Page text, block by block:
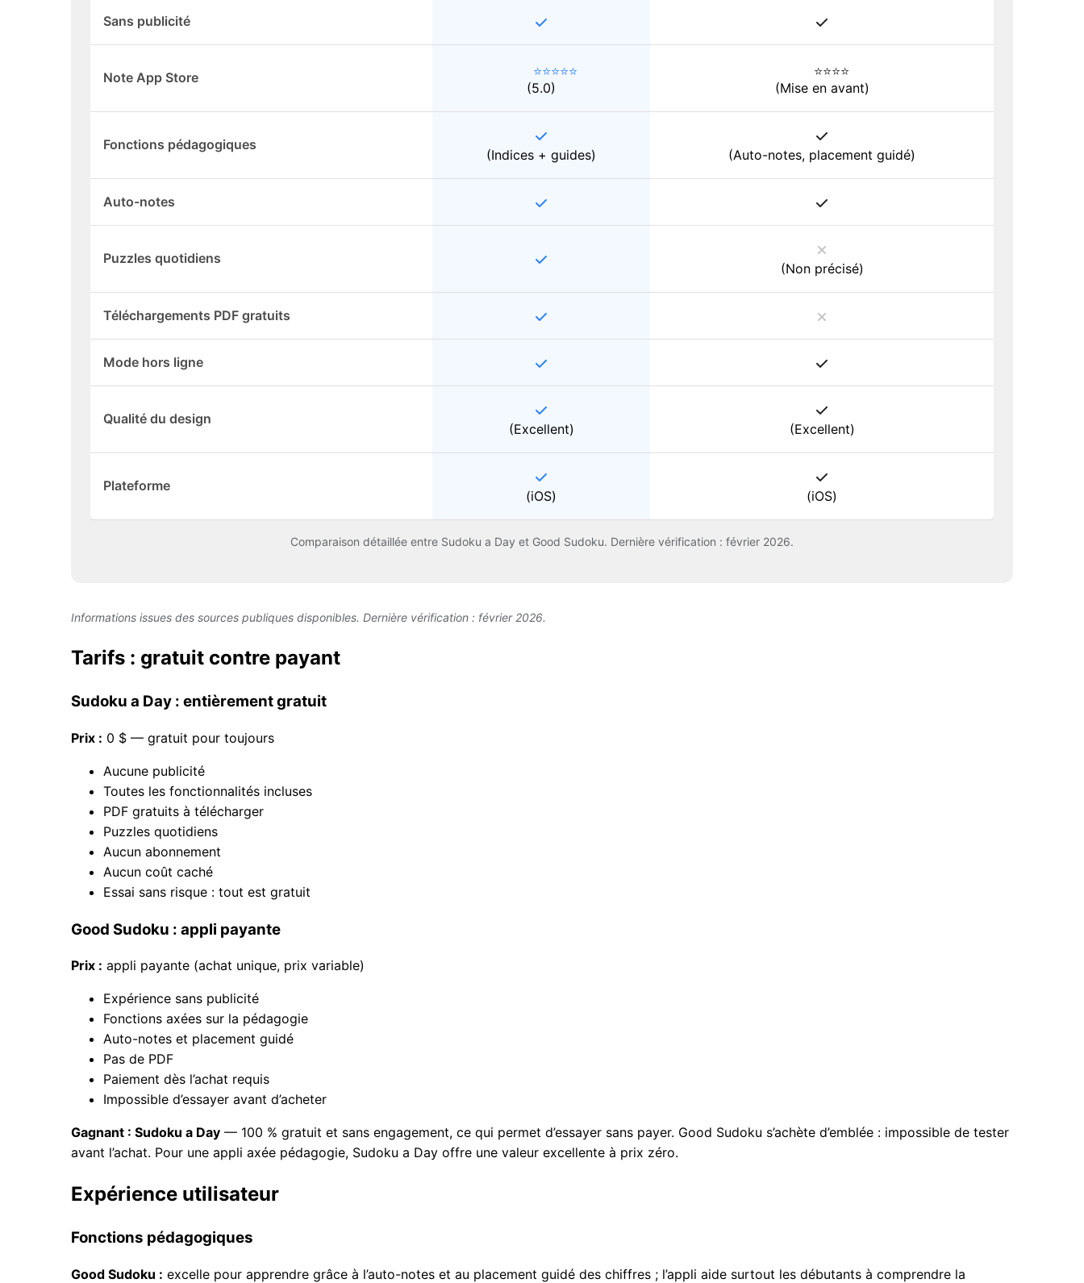
Comparaison détaillée entre Sudoku a Day et Good Sudoku. Dernière vérification : février 2026.
Sans publicité
Note App Store
⭐⭐⭐⭐⭐
(5.0)
⭐⭐⭐⭐
(Mise en avant)
Fonctions pédagogiques
(Indices + guides) (Auto-notes, placement guidé)
Auto-notes
Puzzles quotidiens
(Non précisé)
Téléchargements PDF gratuits
Mode hors ligne
Qualité du design
(Excellent) (Excellent)
Plateforme
(iOS) (iOS)
Informations issues des sources publiques disponibles. Dernière vérification : février 2026.
Tarifs : gratuit contre payant
Sudoku a Day : entièrement gratuit
Prix : 0 $ — gratuit pour toujours
Aucune publicité
Toutes les fonctionnalités incluses
PDF gratuits à télécharger
Puzzles quotidiens
Aucun abonnement
Aucun coût caché
Essai sans risque : tout est gratuit
Good Sudoku : appli payante
Prix : appli payante (achat unique, prix variable)
Expérience sans publicité
Fonctions axées sur la pédagogie
Auto-notes et placement guidé
Pas de PDF
Paiement dès l’achat requis
Impossible d’essayer avant d’acheter
Gagnant : Sudoku a Day — 100 % gratuit et sans engagement, ce qui permet d’essayer sans payer. Good Sudoku s’achète d’emblée : impossible de tester
avant l’achat. Pour une appli axée pédagogie, Sudoku a Day offre une valeur excellente à prix zéro.
Expérience utilisateur
Fonctions pédagogiques
Good Sudoku : excelle pour apprendre grâce à l’auto-notes et au placement guidé des chiffres ; l’appli aide surtout les débutants à comprendre la